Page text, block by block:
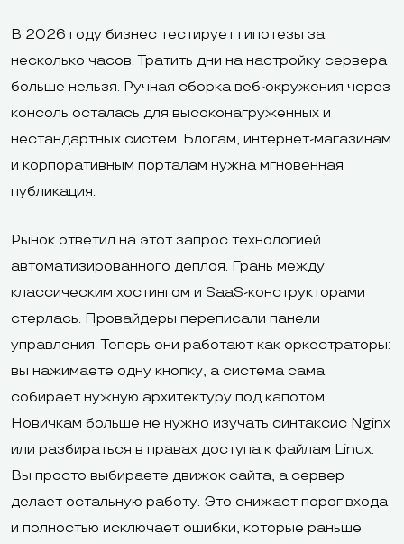
В 2026 году бизнес тестирует гипотезы за
несколько часов. Тратить дни на настройку сервера
больше нельзя. Ручная сборка веб-окружения через
консоль осталась для высоконагруженных и
нестандартных систем. Блогам, интернет-магазинам
и корпоративным порталам нужна мгновенная
публикация.
Рынок ответил на этот запрос технологией
автоматизированного деплоя. Грань между
классическим хостингом и SaaS-конструкторами
стерлась. Провайдеры переписали панели
управления. Теперь они работают как оркестраторы:
вы нажимаете одну кнопку, а система сама
собирает нужную архитектуру под капотом.
Новичкам больше не нужно изучать синтаксис Nginx
или разбираться в правах доступа к файлам Linux.
Вы просто выбираете движок сайта, а сервер
делает остальную работу. Это снижает порог входа
и полностью исключает ошибки, которые раньше